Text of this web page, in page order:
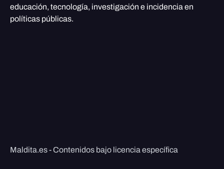
educación, tecnología, investigación e incidencia en
políticas públicas.
Maldita.es - Contenidos bajo licencia específica